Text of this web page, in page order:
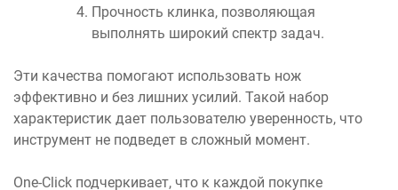
Прочность клинка, позволяющая
выполнять широкий спектр задач.
Эти качества помогают использовать нож
эффективно и без лишних усилий. Такой набор
характеристик дает пользователю уверенность, что
инструмент не подведет в сложный момент.
One-Click подчеркивает, что к каждой покупке